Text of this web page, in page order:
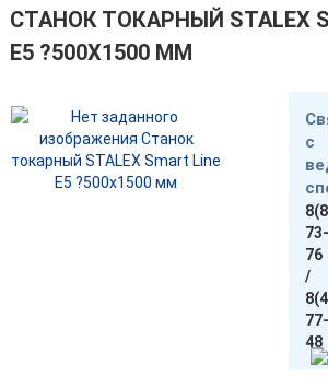
СТАНОК ТОКАРНЫЙ STALEX
E5 ?500Х1500 ММ
с
73-
76
/
77-
48